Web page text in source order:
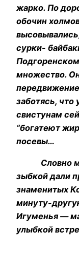
жарко. По
обочин
сурки-
множество.
заботясь, что
свистунам
“богатеют
посевы…
Словно
зыбкой дали
знаменитых
минуту-
Игуменья —
улыбкой